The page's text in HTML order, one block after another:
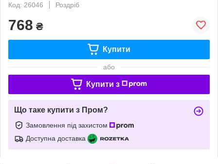
Код: 26046
Роздріб
768 ₴
Купити
або
Купити з
Що таке купити з Пром?
Замовлення під захистом
Доступна доставка